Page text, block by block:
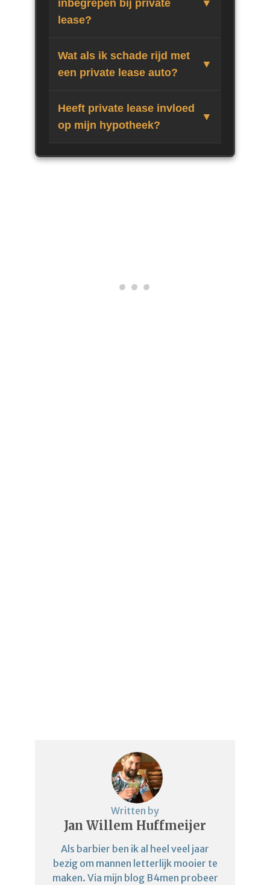
inbegrepen bij private
lease?
Wat als ik schade rijd met
een private lease auto?
Heeft private lease invloed
op mijn hypotheek?
Written by
Jan Willem Huffmeijer
Als barbier ben ik al heel veel jaar
bezig om mannen letterlijk mooier te
maken. Via mijn blog B4men probeer